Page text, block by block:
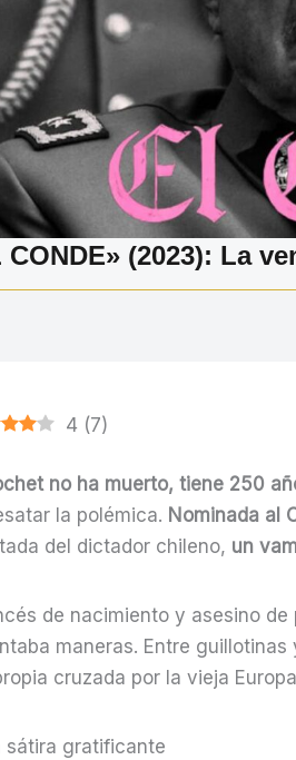
CONDE» (2023): La
4 (7)
no ha muerto, tiene 250
la polémica. Nominada al
del dictador chileno, un
de nacimiento y asesino
maneras. Entre
cruzada por la vieja
sátira gratificante